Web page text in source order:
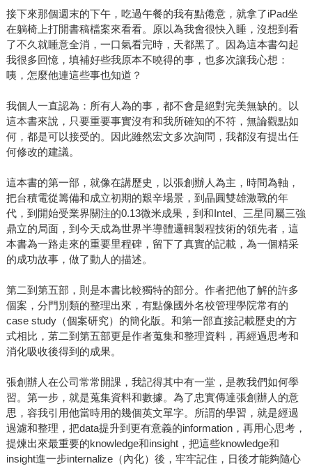
接下來那個週末的下午，吃過午餐的我有點倦意，就拿了iPad坐
在躺椅上打開書稿檔案來看看。原以為我會很快入睡，沒想到看
了不久就睡意全消，一口氣看完時，天都黑了。因為這本書勾起
我很多回憶，填補好些我原本不曉得的事，也多次讓我心想：
咦，怎麼他連這些事也知道？
我個人一直認為：所有人為的事，都不會是絕對完美無缺的。以
這本書來說，只要重要事實沒有和我所確知的不符，無論觀點如
何，都是可以接受的。因此雖然宏文多次詢問，我都沒有提出任
何修改的建議。
這本書的第一部，就像在講歷史，以張創辦人為主，時間為軸，
把台積電從籌備和成立初期的艱辛場景，到晶圓雙雄激戰的年
代，到開始受業界關注的0.13微米成果，到和Intel、三星同屬三強
鼎立的局面，到今天成為世界半導體邏輯製程技術的領先者，這
本書為一路走來的重要里程碑，留下了真實的記載，為一個精采
的成功故事，做了動人的描述。
第二到第五部，則是本書比較獨特的部分。作者把他了解的許多
個案，分門別類的整理出來，有點像國外名校管理學院常有的
case study（個案研究）的簡化版。和第一部直接記載歷史的方
式相比，苐二到第五部更是作者蒐集和整理資料，再經過思考和
消化吸收後得到的成果。
張創辦人在公司常常開課，我記得其中有一堂，是教我們如何學
習。第一步，就是蒐集資料和數據。為了忠實傳達張創辦人的意
思，容我引用他當時用的幾個英文單字。所謂的學習，就是經過
過濾和整理，把data提升到更有意義的information，再用心思考，
提煉出來最重要的knowledge和insight，把這些knowledge和
insight進一步internalize（內化）後，牢牢記住，日後才能夠隨心